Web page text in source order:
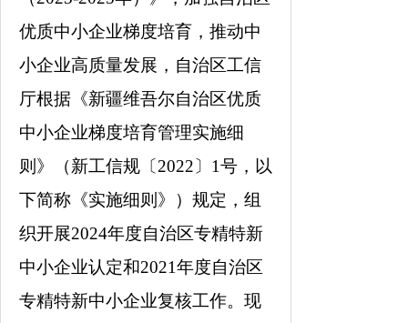
优质中小企业梯度培育，推动中
小企业高质量发展，自治区工信
厅根据《新疆维吾尔自治区优质
中小企业梯度培育管理实施细
则》（新工信规〔2022〕 1号，以
下简称《实施细则》）规定，组
织开展2024年度自治区专精特新
中小企业认定和2021年度自治区
专精特新中小企业复核工作。现